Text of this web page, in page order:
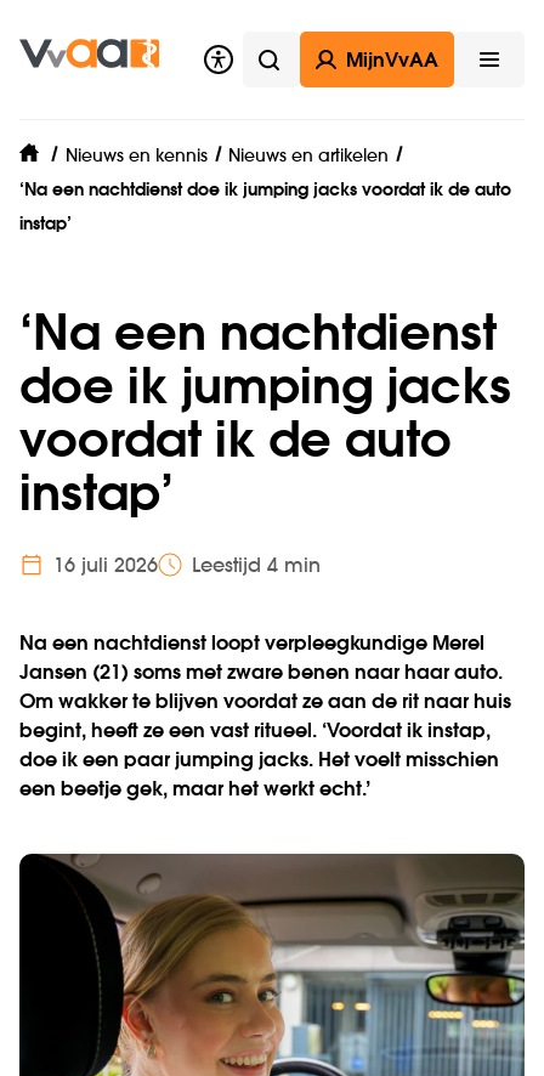
Zoeken
MijnVvAA
home
Nieuws en kennis
Nieuws en artikelen
‘Na een nachtdienst doe ik jumping jacks voordat ik de auto
instap’
‘Na een nachtdienst
doe ik jumping jacks
voordat ik de auto
instap’
16 juli 2026 Leestijd 4 min
Na een nachtdienst loopt verpleegkundige Merel
Jansen (21) soms met zware benen naar haar auto.
Om wakker te blijven voordat ze aan de rit naar huis
begint, heeft ze een vast ritueel. ‘Voordat ik instap,
doe ik een paar jumping jacks. Het voelt misschien
een beetje gek, maar het werkt echt.’